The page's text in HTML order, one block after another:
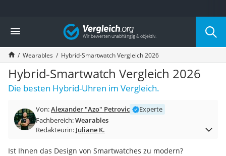
Die beliebtesten Vergleiche nach Kategorie
Freizeit & Sport
Gartentrampolin
Trampolin
Metalldetektor
Eufab-Fahrradträger
Trampolin 366 cm
Aluminium-Koffer
Futterboot
E-Bike-Dreirad
Vergleich
Wearables Hybrid-Smartwatch Vergleich 2026
Hybrid-Smartwatch Vergleich 2026
Die besten Hybrid-Uhren im Vergleich.
Von:Alexander "Azo" Petrovic
Experte
Fachbereich:Wearables
Redakteurin: Juliane K.
Ist Ihnen das Design von Smartwatches zu modern?